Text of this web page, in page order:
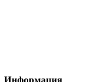
Информация